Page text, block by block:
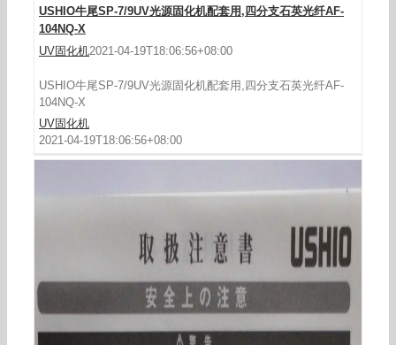
USHIO牛尾SP-7/9UV光源固化机配套用,四分支石英光纤AF-
104NQ-X
UV固化机2021-04-19T18:06:56+08:00
USHIO牛尾SP-7/9UV光源固化机配套用,四分支石英光纤AF-
104NQ-X
UV固化机
2021-04-19T18:06:56+08:00